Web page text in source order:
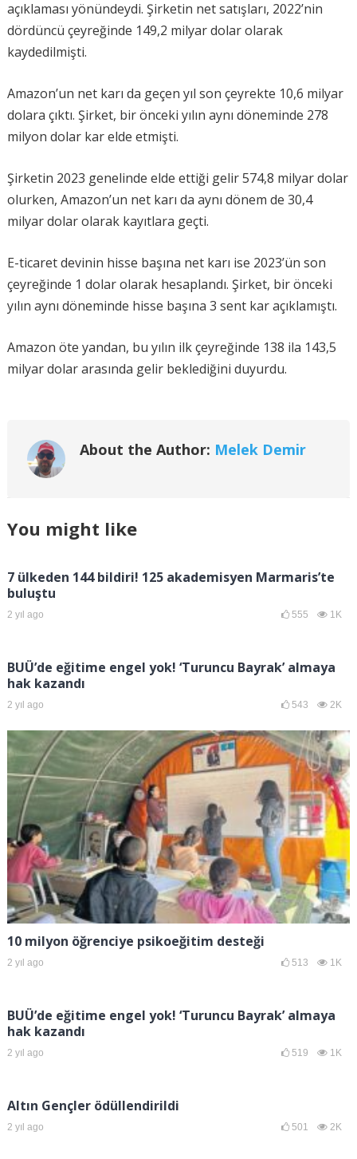
açıklaması yönündeydi. Şirketin net satışları, 2022’nin
dördüncü çeyreğinde 149,2 milyar dolar olarak
kaydedilmişti.
Amazon’un net karı da geçen yıl son çeyrekte 10,6 milyar
dolara çıktı. Şirket, bir önceki yılın aynı döneminde 278
milyon dolar kar elde etmişti.
Şirketin 2023 genelinde elde ettiği gelir 574,8 milyar dolar
olurken, Amazon’un net karı da aynı dönem de 30,4
milyar dolar olarak kayıtlara geçti.
E-ticaret devinin hisse başına net karı ise 2023’ün son
çeyreğinde 1 dolar olarak hesaplandı. Şirket, bir önceki
yılın aynı döneminde hisse başına 3 sent kar açıklamıştı.
Amazon öte yandan, bu yılın ilk çeyreğinde 138 ila 143,5
milyar dolar arasında gelir beklediğini duyurdu.
About the Author: Melek Demir
You might like
7 ülkeden 144 bildiri! 125 akademisyen Marmaris’te
buluştu
2 yıl ago 555 1K
BUÜ’de eğitime engel yok! ‘Turuncu Bayrak’ almaya
hak kazandı
2 yıl ago 543 2K
10 milyon öğrenciye psikoeğitim desteği
2 yıl ago 513 1K
BUÜ’de eğitime engel yok! ‘Turuncu Bayrak’ almaya
hak kazandı
2 yıl ago 519 1K
Altın Gençler ödüllendirildi
2 yıl ago 501 2K